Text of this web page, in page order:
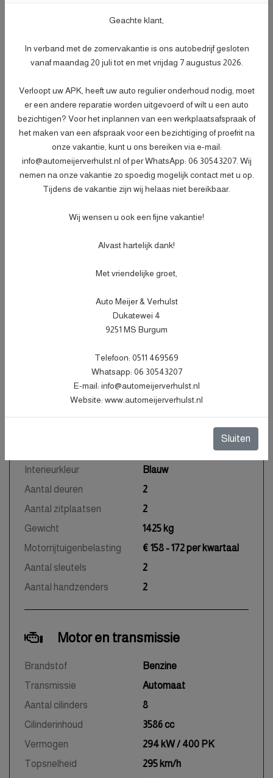
Afleverpakket plus
Nieuwe APK
- Nieuwe APK;
- Onderhoudsbeurt volgens
dealerspecificatie;
- Afleveringscontrolebeurt;
- Verlichtingscontrole;
- Peilen en aanvullen van vloeistoffen;
- Bandenspanningscontrole;
- Vrijwaren eventuele inruilauto;
- 3 maanden garantie;
Meer informatie € 499,-
Specificaties
51PBJG
Marge
17-04-2004
Datum eerste toelating
17-04-2004
41.115 KM
Interieurkleur
Blauw
Aantal deuren
2
Aantal zitplaatsen
2
Gewicht
1425 kg
Motorrijtuigenbelasting
€ 158 - 172 per kwartaal
Aantal sleutels
2
Aantal handzenders
2
Motor en transmissie
Brandstof
Benzine
Transmissie
Automaat
Aantal cilinders
8
Cilinderinhoud
3586 cc
Vermogen
294 kW / 400 PK
Topsnelheid
295 km/h
Geachte klant,
In verband met de zomervakantie is ons autobedrijf gesloten
vanaf maandag 20 juli tot en met vrijdag 7 augustus 2026.
Verloopt uw APK, heeft uw auto regulier onderhoud nodig, moet
er een andere reparatie worden uitgevoerd of wilt u een auto
bezichtigen? Voor het inplannen van een werkplaatsafspraak of
het maken van een afspraak voor een bezichtiging of proefrit na
onze vakantie, kunt u ons bereiken via e-mail:
info@automeijerverhulst.nl of per WhatsApp: 06 30543207. Wij
nemen na onze vakantie zo spoedig mogelijk contact met u op.
Tijdens de vakantie zijn wij helaas niet bereikbaar.
Wij wensen u ook een fijne vakantie!
Alvast hartelijk dank!
Met vriendelijke groet,
Auto Meijer & Verhulst
Dukatewei 4
9251 MS Burgum
Telefoon: 0511 469569
Whatsapp: 06 30543207
E-mail: info@automeijerverhulst.nl
Website: www.automeijerverhulst.nl
Sluiten